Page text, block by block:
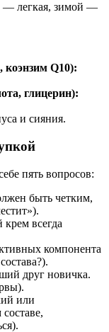
— легкая, зимой —
Q10):
глицерин):
и сияния.
пять вопросов:
быть четким,
всегда
компонента
друг новичка.
или